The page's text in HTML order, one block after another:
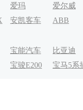
爱玛
爱尔威
安凯客车 ABB
宝能汽车
比亚迪
宝骏E200 宝马5系